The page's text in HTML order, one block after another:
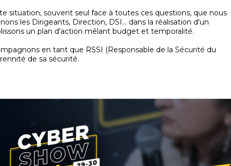
situation, souvent seul face à toutes ces questions, que nous
les Dirigeants, Direction, DSI... dans la réalisation d'un
un plan d'action mêlant budget et temporalité.
en tant que RSSI (Responsable de la Sécurité du